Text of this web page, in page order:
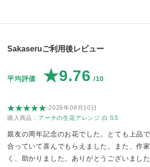
Sakaseruご利用後レビュー
平均評価 ★9.76 /10
2026年08月10日
購入商品： アーチの生花アレンジ 白 SS
親友の周年記念のお花でした。とても上品
合っていて喜んでもらえました。また、作
く、助かりました。ありがとうございました